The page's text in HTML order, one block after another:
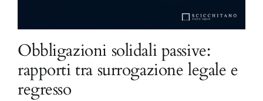
Obbligazioni solidali passive:
rapporti tra surrogazione legale e
regresso